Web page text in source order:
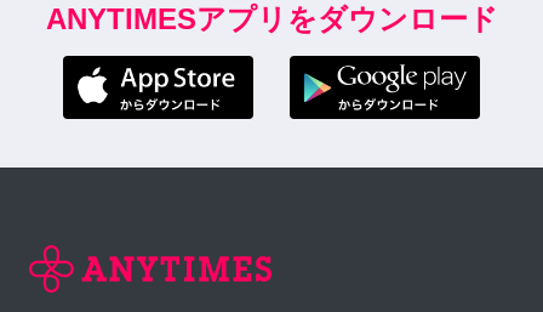
ANYTIMESアプリをダウンロード